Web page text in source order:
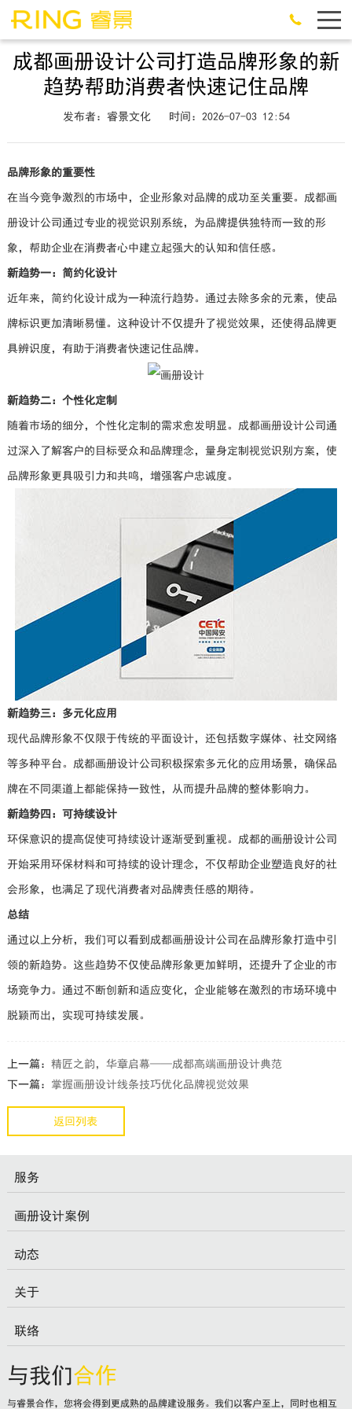
成都画册设计公司打造品牌形象的新
趋势帮助消费者快速记住品牌
发布者：睿景文化 时间：2026-07-03 12:54
品牌形象的重要性
在当今竞争激烈的市场中，企业形象对品牌的成功至关重要。成都画
册设计公司通过专业的视觉识别系统，为品牌提供独特而一致的形
象，帮助企业在消费者心中建立起强大的认知和信任感。
新趋势一：简约化设计
近年来，简约化设计成为一种流行趋势。通过去除多余的元素，使品
牌标识更加清晰易懂。这种设计不仅提升了视觉效果，还使得品牌更
具辨识度，有助于消费者快速记住品牌。
新趋势二：个性化定制
随着市场的细分，个性化定制的需求愈发明显。成都画册设计公司通
过深入了解客户的目标受众和品牌理念，量身定制视觉识别方案，使
品牌形象更具吸引力和共鸣，增强客户忠诚度。
新趋势三：多元化应用
现代品牌形象不仅限于传统的平面设计，还包括数字媒体、社交网络
等多种平台。成都画册设计公司积极探索多元化的应用场景，确保品
牌在不同渠道上都能保持一致性，从而提升品牌的整体影响力。
新趋势四：可持续设计
环保意识的提高促使可持续设计逐渐受到重视。成都的画册设计公司
开始采用环保材料和可持续的设计理念，不仅帮助企业塑造良好的社
会形象，也满足了现代消费者对品牌责任感的期待。
总结
通过以上分析，我们可以看到成都画册设计公司在品牌形象打造中引
领的新趋势。这些趋势不仅使品牌形象更加鲜明，还提升了企业的市
场竞争力。通过不断创新和适应变化，企业能够在激烈的市场环境中
脱颖而出，实现可持续发展。
上一篇： 精匠之韵，华章启幕——成都高端画册设计典范
下一篇： 掌握画册设计线条技巧优化品牌视觉效果
返回列表
服务
画册设计案例
动态
关于
联络
与我们合作
与睿景合作，您将会得到更成熟的品牌建设服务。我们以客户至上，同时也相互